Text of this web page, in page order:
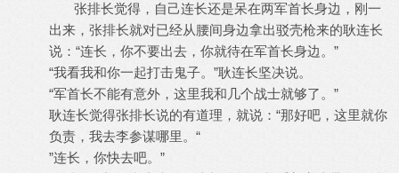
张排长觉得，自己连长还是呆在两军首长身边，刚一
出来，张排长就对已经从腰间身边拿出驳壳枪来的耿连长
说：“连长，你不要出去，你就待在军首长身边。”
“我看我和你一起打击鬼子。”耿连长坚决说。
“军首长不能有意外，这里我和几个战士就够了。”
耿连长觉得张排长说的有道理，就说：“那好吧，这里就你
负责，我去李参谋哪里。“
”连长，你快去吧。”